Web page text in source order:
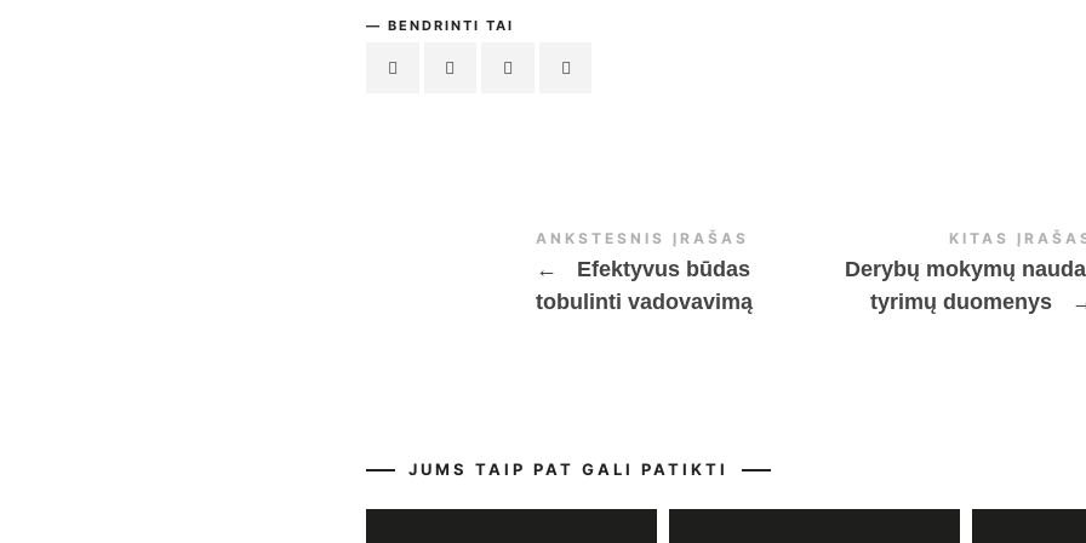
BENDRINTI TAI
ANKSTESNIS ĮRAŠAS
←
Efektyvus būdas
tobulinti vadovavimą
KITAS
Derybų mokymų
tyrimų duomenys
JUMS TAIP PAT GALI PATIKTI